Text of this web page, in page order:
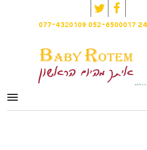
Facebook
Twitter
077-4320109 052-6500017